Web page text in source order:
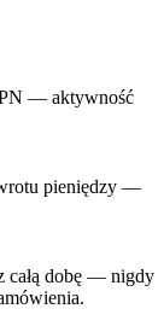
— aktywność
pieniędzy —
całą dobę — nigdy